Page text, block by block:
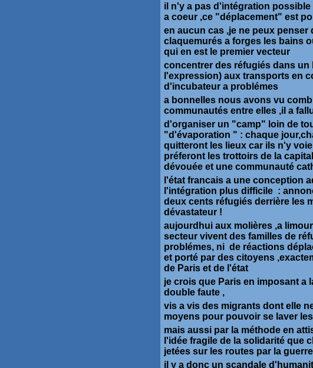
il n'y a pas d'intégration
a coeur ,ce "déplacement" est
en aucun cas ,je ne peux
claquemurés a forges les bains
qui en est le premier vecteur
concentrer des réfugiés dans
l'expression) aux transports en
d'incubateur a problémes
a bonnelles nous avons vu
communautés entre elles ,il a
d'organiser un "camp" loin de
"d'évaporation " : chaque
quitteront les lieux car ils n'y
préferont les trottoirs de la
dévouée et une communauté
l'état francais a une conception
l'intégration plus difficile :
deux cents réfugiés derrière les
dévastateur !
aujourdhui aux molières ,a
secteur vivent des familles de
problémes, ni de réactions
et porté par des citoyens
de Paris et de l'état
je crois que Paris en imposant
double faute ,
vis a vis des migrants dont elle
moyens pour pouvoir se laver
mais aussi par la méthode en
l'idée fragile de la solidarité que
jetées sur les routes par la guerre
il y a donc un scandale